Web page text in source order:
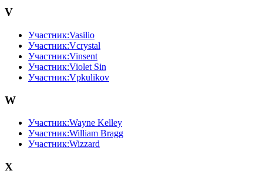
V
Участник:Vasilio
Участник:Vcrystal
Участник:Vinsent
Участник:Violet Sin
Участник:Vpkulikov
W
Участник:Wayne Kelley
Участник:William Bragg
Участник:Wizzard
X